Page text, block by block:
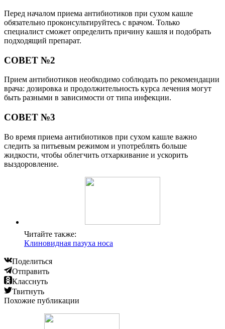
Перед началом приема антибиотиков при сухом кашле
обязательно проконсультируйтесь с врачом. Только
специалист сможет определить причину кашля и подобрать
подходящий препарат.
СОВЕТ №2
Прием антибиотиков необходимо соблюдать по рекомендации
врача: дозировка и продолжительность курса лечения могут
быть разными в зависимости от типа инфекции.
СОВЕТ №3
Во время приема антибиотиков при сухом кашле важно
следить за питьевым режимом и употреблять больше
жидкости, чтобы облегчить отхаркивание и ускорить
выздоровление.
Читайте также:
Клиновидная пазуха носа
Поделиться
Отправить
Класснуть
Твитнуть
Похожие публикации